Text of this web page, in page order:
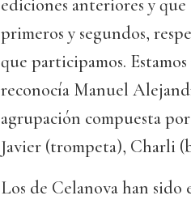
ediciones anteriores y
primeros y segundos,
que participamos.
reconocía Manuel
agrupación compuesta
Javier (trompeta), Charli
Los de Celanova han sido